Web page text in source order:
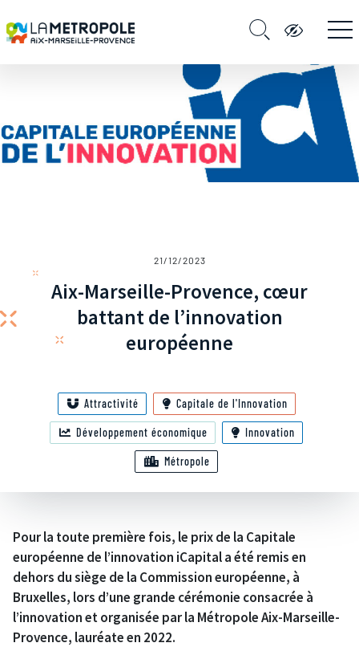
21/12/2023
Aix-Marseille-Provence, cœur
battant de l’innovation
européenne
Attractivité Capitale de l'Innovation
Développement économique Innovation
Métropole
Pour la toute première fois, le prix de la Capitale
européenne de l’innovation iCapital a été remis en
dehors du siège de la Commission européenne, à
Bruxelles, lors d’une grande cérémonie consacrée à
l’innovation et organisée par la Métropole Aix-Marseille-
Provence, lauréate en 2022.